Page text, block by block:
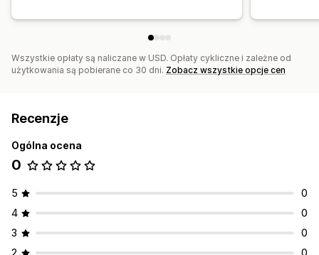
Wszystkie opłaty są naliczane w USD. Opłaty cykliczne i zależne od
użytkowania są pobierane co 30 dni. Zobacz wszystkie opcje cen
Recenzje
Ogólna ocena
0
5
0
4
0
3
0